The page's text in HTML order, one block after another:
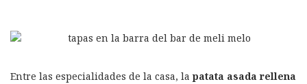
Entre las especialidades de la casa, la patata asada rellena